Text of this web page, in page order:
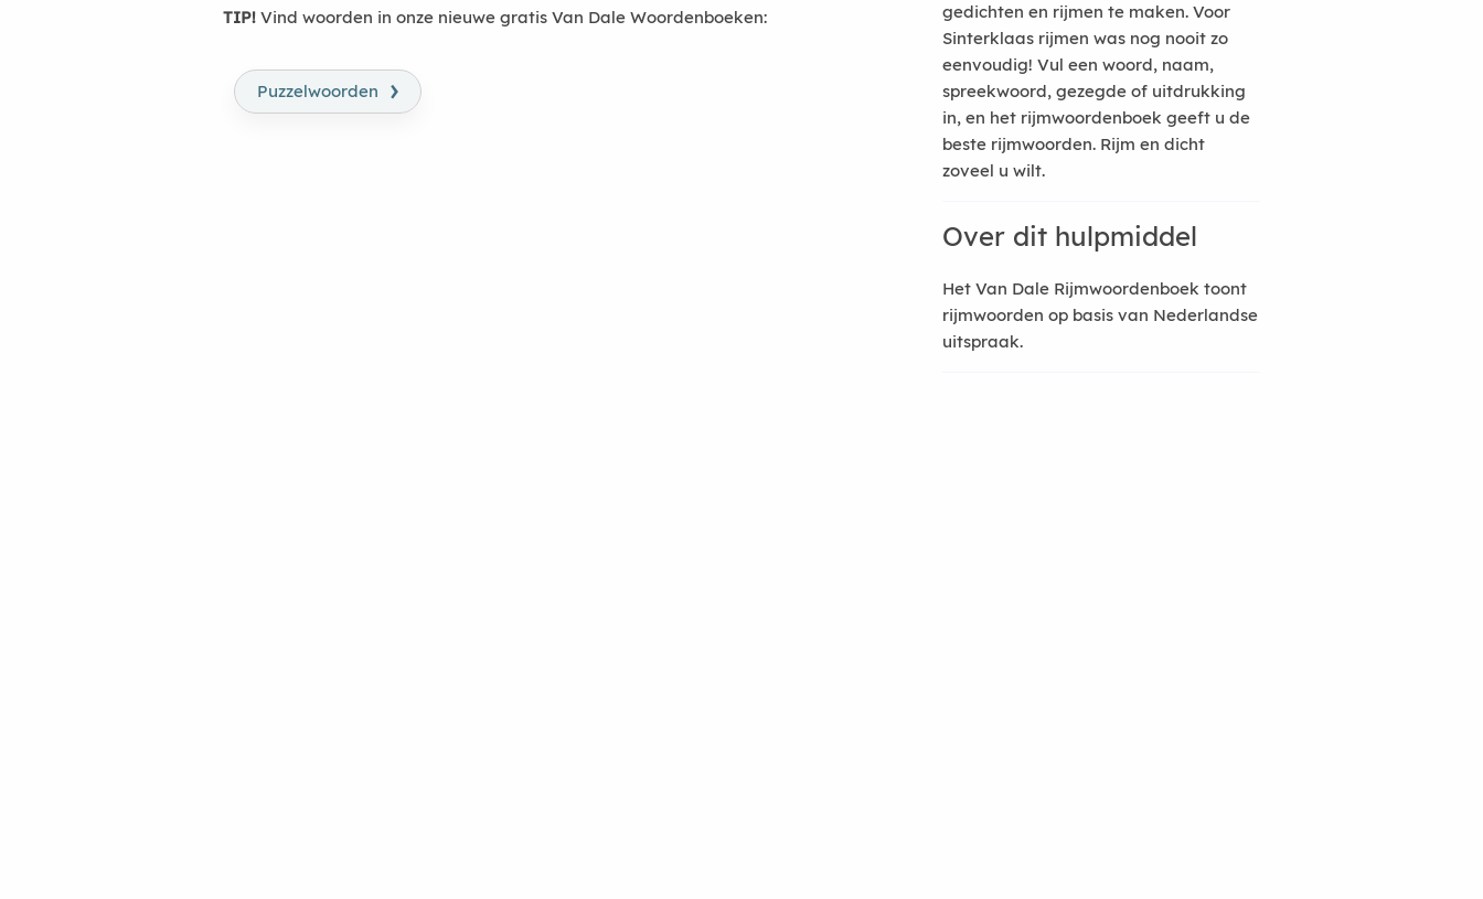
TIP! Vind woorden in onze nieuwe gratis Van Dale Woordenboeken:
Puzzelwoorden ›
gedichten en rijmen te maken. Voor
Sinterklaas rijmen was nog nooit zo
eenvoudig! Vul een woord, naam,
spreekwoord, gezegde of uitdrukking
in, en het rijmwoordenboek geeft u de
beste rijmwoorden. Rijm en dicht
zoveel u wilt.
Over dit hulpmiddel
Het Van Dale Rijmwoordenboek toont
rijmwoorden op basis van Nederlandse
uitspraak.